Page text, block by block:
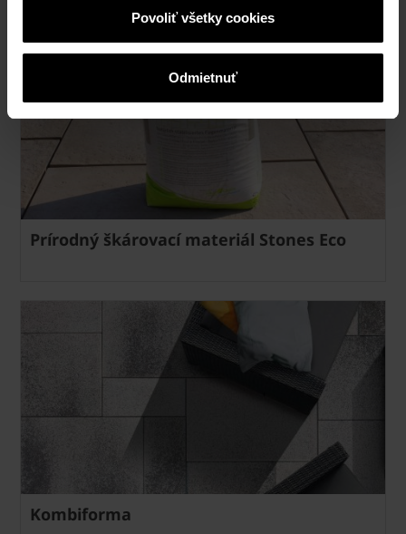
Povoliť všetky cookies
Odmietnuť
Prírodný škárovací materiál Stones Eco
Kombiforma